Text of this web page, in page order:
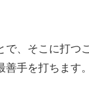
で、そこに打つ
手を打ちます。